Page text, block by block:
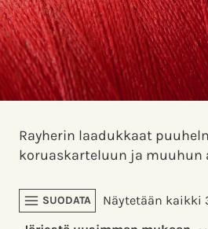
Rayherin laadukkaat
koruaskarteluun ja muuhun
SUODATA Näytetään kaikki